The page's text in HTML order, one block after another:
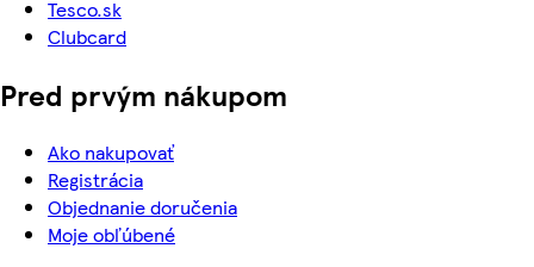
Tesco.sk
Clubcard
Pred prvým nákupom
Ako nakupovať
Registrácia
Objednanie doručenia
Moje obľúbené